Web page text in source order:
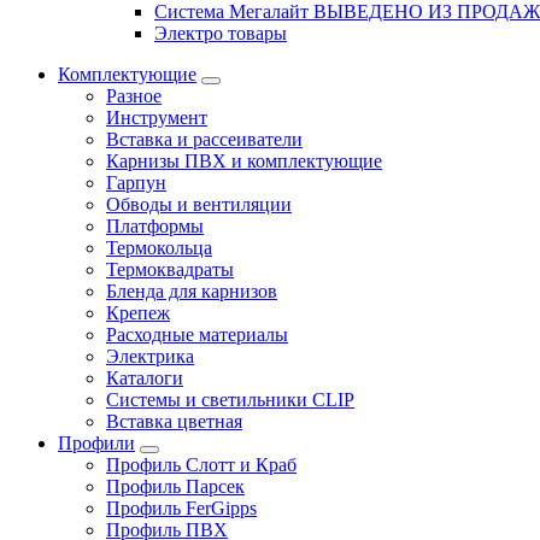
Система Мегалайт ВЫВЕДЕНО ИЗ
Электро товары
Комплектующие
Разное
Инструмент
Вставка и рассеиватели
Карнизы ПВХ и комплектующие
Гарпун
Обводы и вентиляции
Платформы
Термокольца
Термоквадраты
Бленда для карнизов
Крепеж
Расходные материалы
Электрика
Каталоги
Системы и светильники CLIP
Вставка цветная
Профили
Профиль Слотт и Краб
Профиль Парсек
Профиль FerGipps
Профиль ПВХ